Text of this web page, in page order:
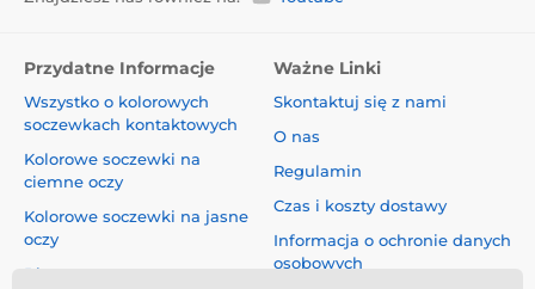
Przydatne Informacje
Wszystko o kolorowych
soczewkach kontaktowych
Kolorowe soczewki na
ciemne oczy
Kolorowe soczewki na jasne
oczy
Blog
Ważne Linki
Skontaktuj się z nami
O nas
Regulamin
Czas i koszty dostawy
Informacja o ochronie danych
osobowych